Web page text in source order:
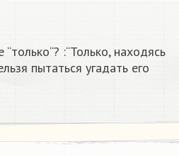
:“Только, находясь
пытаться угадать его